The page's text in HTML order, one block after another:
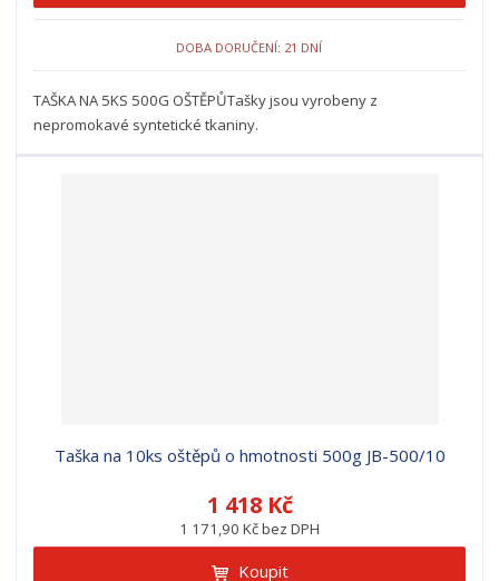
DOBA DORUČENÍ: 21 DNÍ
TAŠKA NA 5KS 500G OŠTĚPŮTašky jsou vyrobeny z
nepromokavé syntetické tkaniny.
Taška na 10ks oštěpů o hmotnosti 500g JB-500/10
1 418 Kč
1 171,90 Kč bez DPH
Koupit